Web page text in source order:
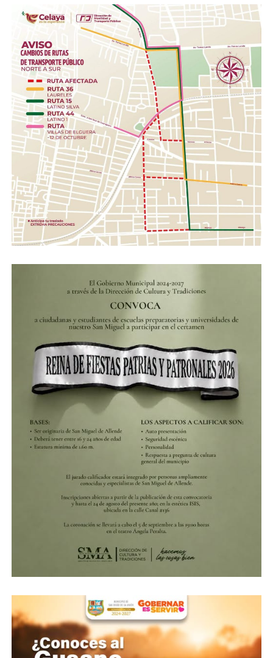
atención urgente, pues no solo afecta la imagen del
bulevar, sino que se ha convertido en un foco de
contaminación y de proliferación de fauna nociva.
Por ello, hacen un enérgico llamado a las autoridades
municipales para que se intervenga a la brevedad con la
rehabilitación integral de los juegos, una jornada de
limpieza a fondo y el mantenimiento constante del área.
ADVERTISEMENT